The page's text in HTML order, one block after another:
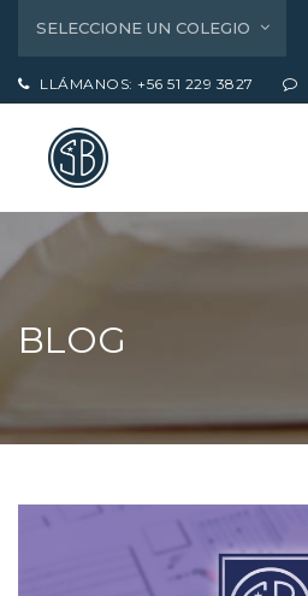
SELECCIONE UN COLEGIO
LLÁMANOS: +56 51 229 3827
BLOG